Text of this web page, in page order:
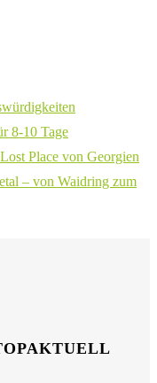
8-10 Tage
Place von Georgien
– von Waidring zum